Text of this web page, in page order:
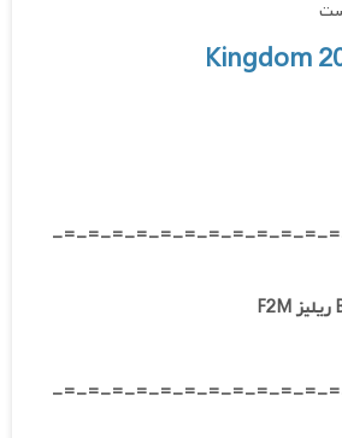
-=-=-=-=-=-=-=-=-=-=-=-
-=-=-=-=-=-=-=-=-=-=-=-